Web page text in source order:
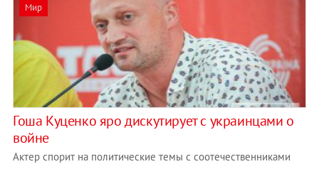
Мир
Гоша Куценко яро дискутирует с украинцами о
войне
Актер спорит на политические темы с соотечественниками